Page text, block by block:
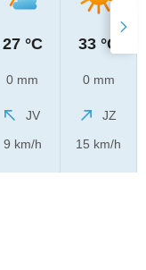
27 °C
0 mm
JV
9 km/h
33 °C
0 mm
JZ
15 km/h